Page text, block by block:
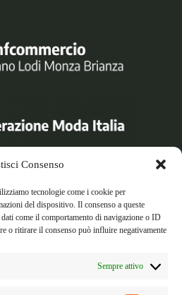
Consenso
tecnologie come i cookie per
del dispositivo. Il consenso a queste
come il comportamento di navigazione o ID
o ritirare il consenso può influire negativamente
Sempre attivo
am - 17:30 pm
0276015507